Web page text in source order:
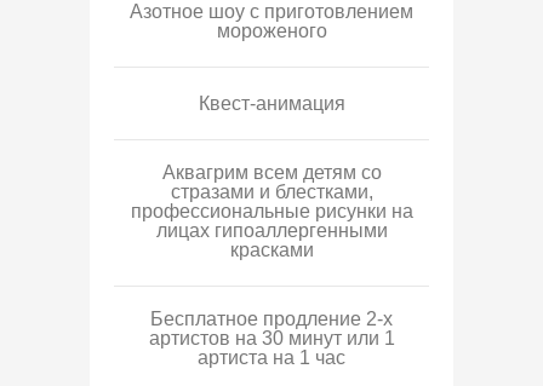
Азотное шоу с приготовлением
мороженого
Квест-анимация
Аквагрим всем детям со
стразами и блестками,
профессиональные рисунки на
лицах гипоаллергенными
красками
Бесплатное продление 2-х
артистов на 30 минут или 1
артиста на 1 час